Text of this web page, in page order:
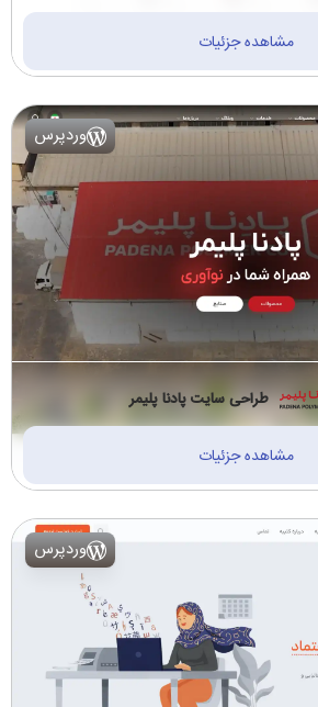
مشاهده جزئیات
وردپرس
طراحی سایت پادنا پلیمر
مشاهده جزئیات
وردپرس